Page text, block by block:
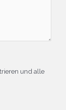
und alle